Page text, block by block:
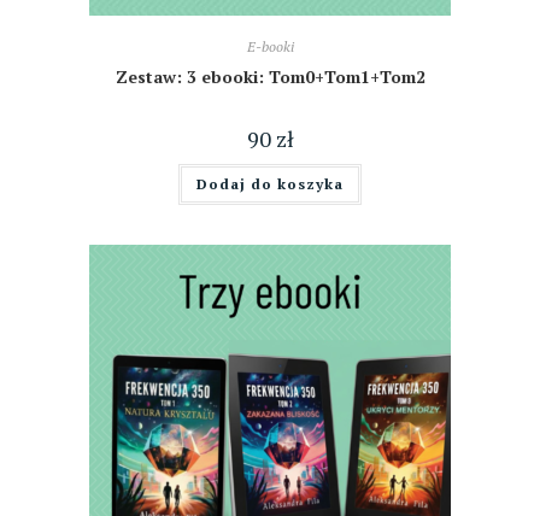
E-booki
Zestaw: 3 ebooki: Tom0+Tom1+Tom2
90 zł
Dodaj do koszyka